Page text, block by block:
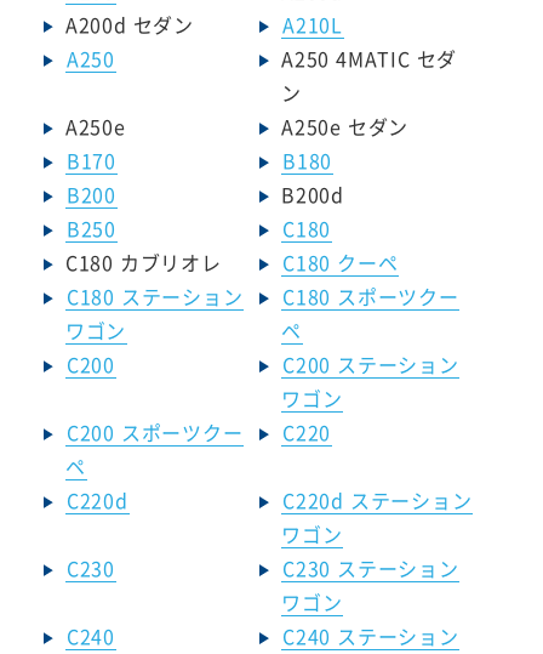
A200d セダン
A210L
A250
A250 4MATIC セダ
ン
A250e
A250e セダン
B170
B180
B200
B200d
B250
C180
C180 カブリオレ
C180 クーペ
C180 ステーション
ワゴン
C180 スポーツクー
ペ
C200
C200 ステーション
ワゴン
C200 スポーツクー
ペ
C220
C220d
C220d ステーション
ワゴン
C230
C230 ステーション
ワゴン
C240
C240 ステーション